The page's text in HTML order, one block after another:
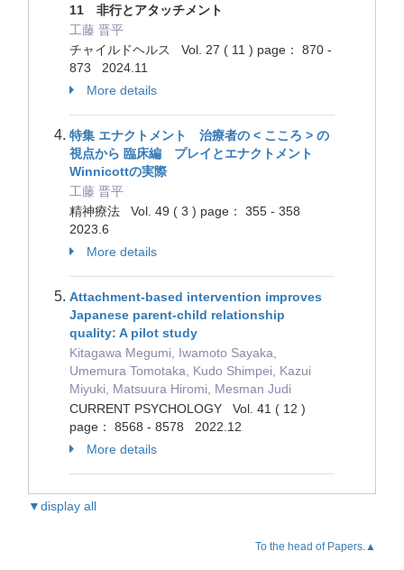
11 非行とアタッチメント
工藤 晋平
チャイルドヘルス Vol. 27 ( 11 ) page： 870 -
873 2024.11
More details
特集 エナクトメント 治療者の < こころ > の
視点から 臨床編 プレイとエナクトメント
Winnicottの実際
工藤 晋平
精神療法 Vol. 49 ( 3 ) page： 355 - 358
2023.6
More details
Attachment-based intervention improves
Japanese parent-child relationship
quality: A pilot study
Kitagawa Megumi, Iwamoto Sayaka,
Umemura Tomotaka, Kudo Shimpei, Kazui
Miyuki, Matsuura Hiromi, Mesman Judi
CURRENT PSYCHOLOGY Vol. 41 ( 12 )
page： 8568 - 8578 2022.12
More details
▼display all
To the head of Papers.▲